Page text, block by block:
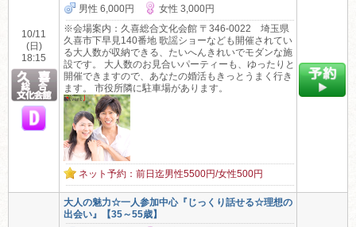
10/11
(日)
18:15
男性 6,000円
女性 3,000円
※会場案内：久喜総合文化会館 〒346-0022 埼玉県
久喜市下早見140番地 歌謡ショーなども開催されてい
る大人数が収納できる、たいへんきれいでモダンな施
設です。 大人数のお見合いパーティーも、ゆったりと
開催できますので、あなたの婚活もきっとうまく行き
ます。 市役所隣に駐車場があります。
ネット予約：前日迄男性5500円/女性500円
大人の魅力☆一人参加中心『じっくり話せる☆理想の
出会い』【35～55歳】